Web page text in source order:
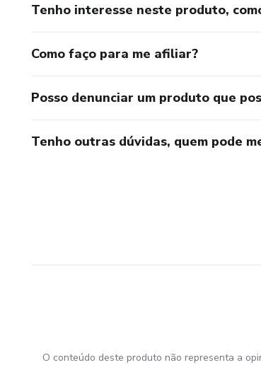
Tenho interesse neste produto,
Como faço para me afiliar?
Posso denunciar um produto que
Tenho outras dúvidas, quem pode
O conteúdo deste produto não representa a